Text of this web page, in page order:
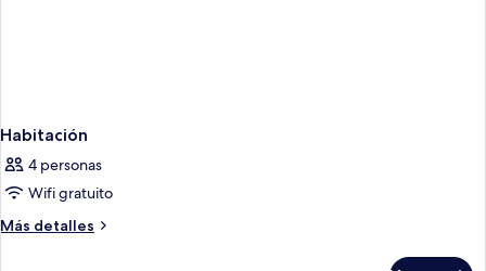
Habitación
4 personas
Wifi gratuito
Más detalles
Más